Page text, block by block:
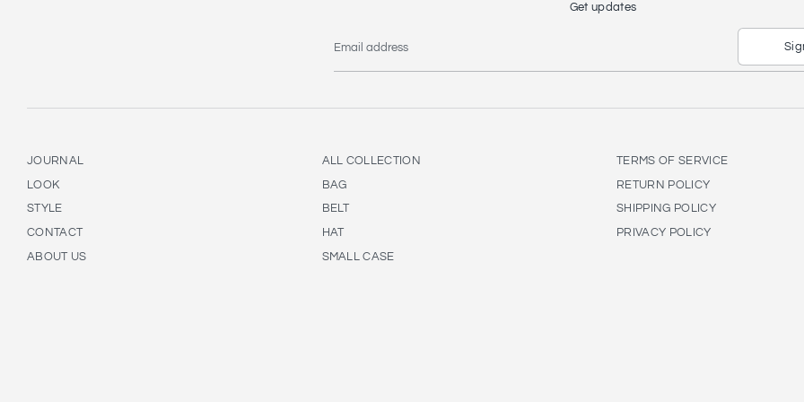
Get updates
Email address
JOURNAL
LOOK
STYLE
CONTACT
ABOUT US
ALL COLLECTION
BAG
BELT
HAT
SMALL CASE
TERMS OF SERVICE
RETURN POLICY
SHIPPING POLICY
PRIVACY POLICY